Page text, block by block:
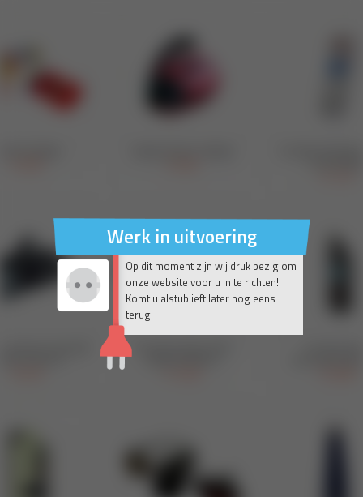
Werk in uitvoering
Op dit moment zijn wij druk bezig om
onze website voor u in te richten!
Komt u alstublieft later nog eens
terug.